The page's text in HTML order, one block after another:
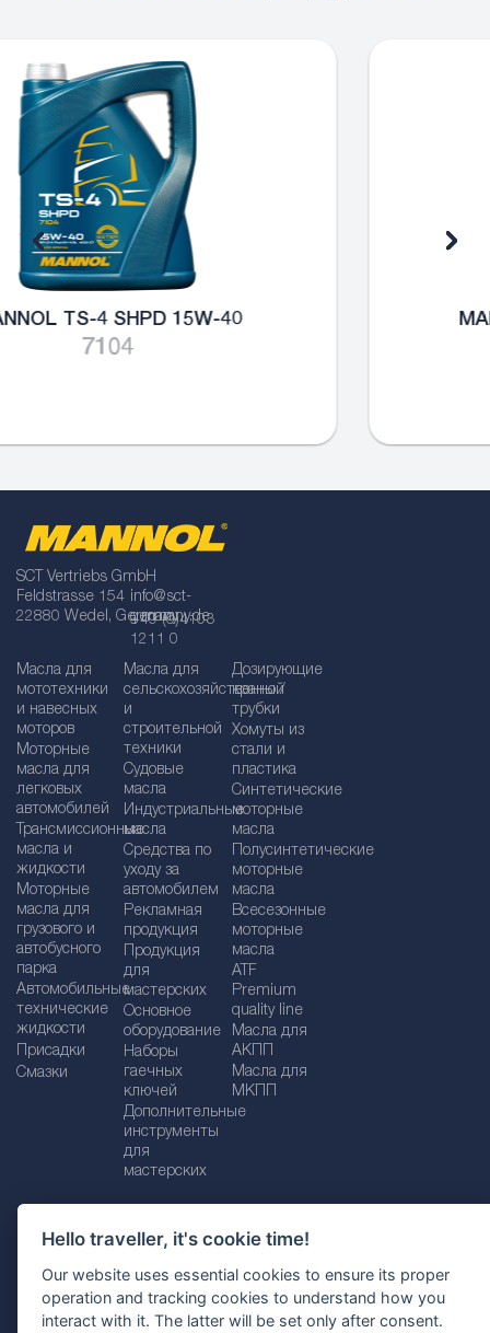
Hello traveller, it's cookie time!
Our website uses essential cookies to ensure its proper
operation and tracking cookies to understand how you
interact with it. The latter will be set only after consent.
MANNOL TS-12 SHPD 10W-30
SCT Vertriebs GmbH
Feldstrasse 154
22880 Wedel, Germany
info@sct-
germany.de
+49 (0)4103
1211 0
Масла для
мототехники
и навесных
моторов
Моторные
масла для
легковых
автомобилей
Трансмиссионные
масла и
жидкости
Моторные
масла для
грузового и
автобусного
парка
Автомобильные
технические
жидкости
Присадки
Смазки
Масла для
сельскохозяйственной
и
строительной
техники
Судовые
масла
Индустриальные
масла
Средства по
уходу за
автомобилем
Рекламная
продукция
Продукция
для
мастерских
Основное
оборудование
Наборы
гаечных
ключей
Дополнительные
инструменты
для
мастерских
Дозирующие
краны /
трубки
Хомуты из
стали и
пластика
Синтетические
моторные
масла
Полусинтетические
моторные
масла
Bсесезонные
моторные
масла
ATF
Premium
quality line
Масла для
АКПП
Масла для
МКПП
Политика конфиденциальности